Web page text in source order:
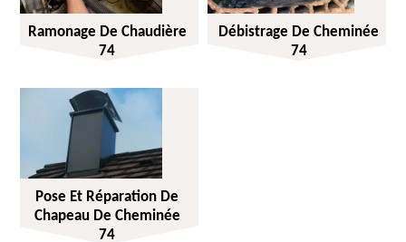
Ramonage De Chaudière
74
Débistrage De Cheminée
74
Pose Et Réparation De
Chapeau De Cheminée
74